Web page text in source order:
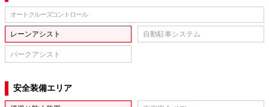
オートクルーズコントロール
レーンアシスト 自動駐車システム
パークアシスト
安全装備エリア